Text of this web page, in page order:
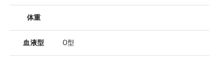
体重
血液型 O型